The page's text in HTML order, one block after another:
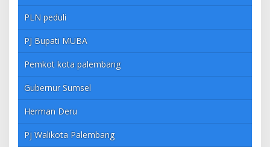
PLN peduli
PJ Bupati MUBA
Pemkot kota palembang
Gubernur Sumsel
Herman Deru
Pj Walikota Palembang